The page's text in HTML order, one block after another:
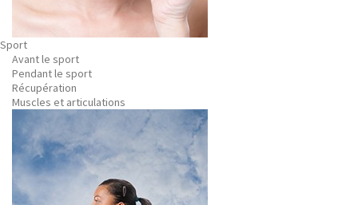
Sport
Avant le sport
Pendant le sport
Récupération
Muscles et articulations